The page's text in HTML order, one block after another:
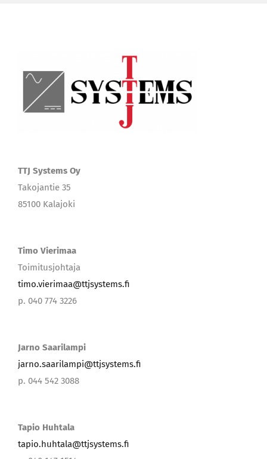
TTJ Systems Oy
Takojantie 35
85100 Kalajoki
Timo Vierimaa
Toimitusjohtaja
timo.vierimaa@ttjsystems.fi
p. 040 774 3226
Jarno Saarilampi
jarno.saarilampi@ttjsystems.fi
p. 044 542 3088
Tapio Huhtala
tapio.huhtala@ttjsystems.fi